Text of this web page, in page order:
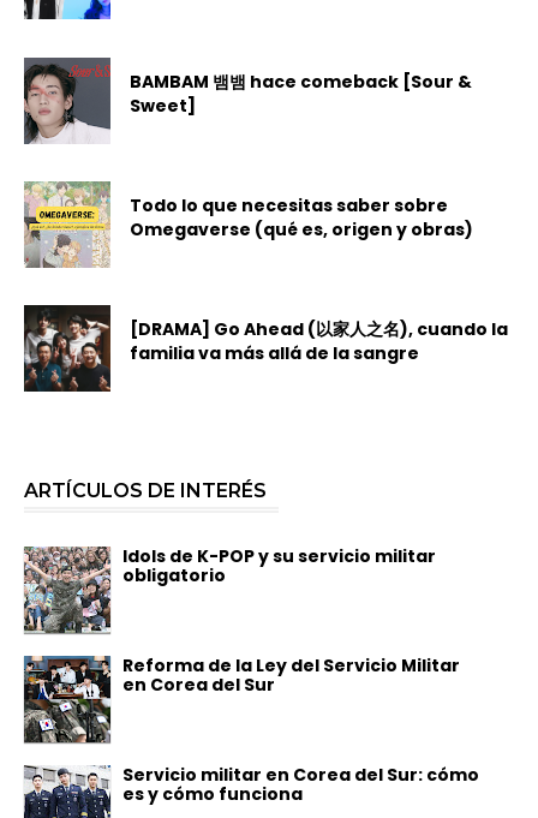
BAMBAM 뱀뱀 hace comeback [Sour &
Sweet]
Todo lo que necesitas saber sobre
Omegaverse (qué es, origen y obras)
[DRAMA] Go Ahead (以家人之名), cuando la
familia va más allá de la sangre
ARTÍCULOS DE INTERÉS
Idols de K-POP y su servicio militar
obligatorio
Reforma de la Ley del Servicio Militar
en Corea del Sur
Servicio militar en Corea del Sur: cómo
es y cómo funciona